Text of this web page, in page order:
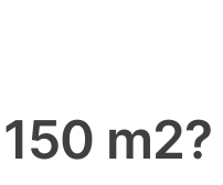
m2?